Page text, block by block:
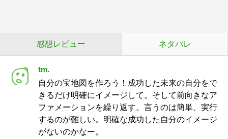
感想レビュー ネタバレ
tm.
自分の宝地図を作ろう！成功した未来の自分をで
きるだけ明確にイメージして。そして前向きなア
ファメーションを繰り返す。言うのは簡単、実行
するのが難しい。明確な成功した自分のイメージ
がないのかなー。